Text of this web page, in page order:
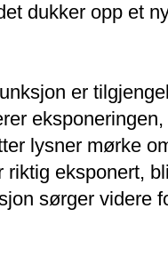
dukker opp et
er
lysner mørke
riktig eksponert,
sørger videre